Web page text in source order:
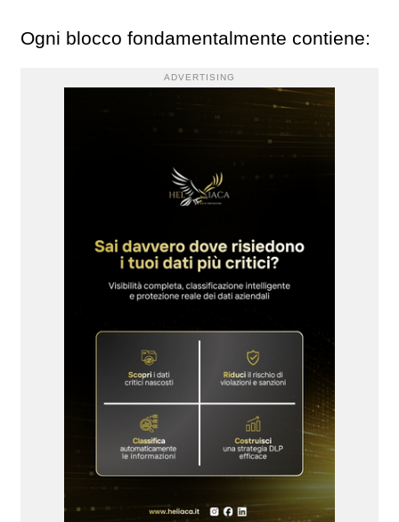
Ogni blocco fondamentalmente contiene:
ADVERTISING